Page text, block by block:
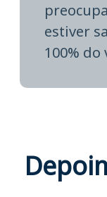
estiver
100%